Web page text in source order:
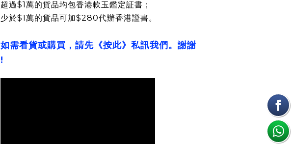
超過$1萬的貨品均包香港軟玉鑑定証書；
少於$1萬的貨品可加$280代辦香港證書。
如需看貨或購買，請先《按此》私訊我們。謝謝
!